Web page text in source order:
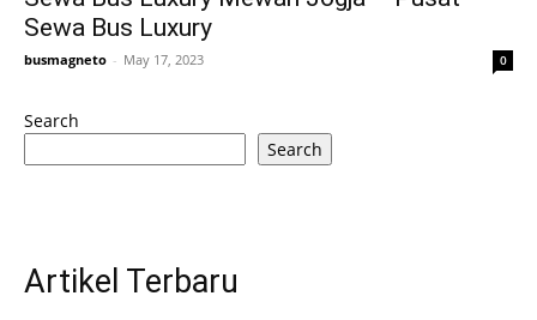
Sewa Bus Luxury
busmagneto - May 17, 2023 0
Search
Search
Artikel Terbaru